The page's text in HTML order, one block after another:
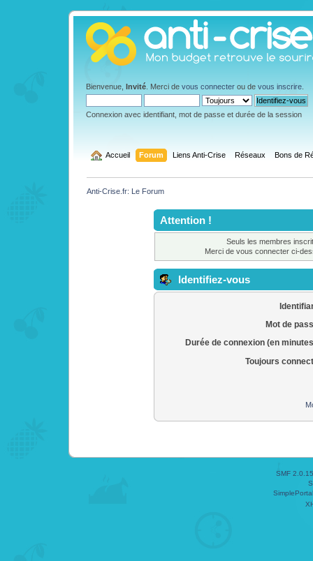
Bienvenue, Invité . Merci de vous connecter ou de vous inscrire
Connexion avec identifiant, mot de passe et durée de la session
Accueil Forum Liens Anti-Crise Réseaux Bons de
Anti-Crise.fr: Le Forum
Attention !
Seuls les membres
Merci de vous connecter ci-
Identifiez-vous
Mot de
Durée de connexion (en
Toujours
SMF 2.0.15